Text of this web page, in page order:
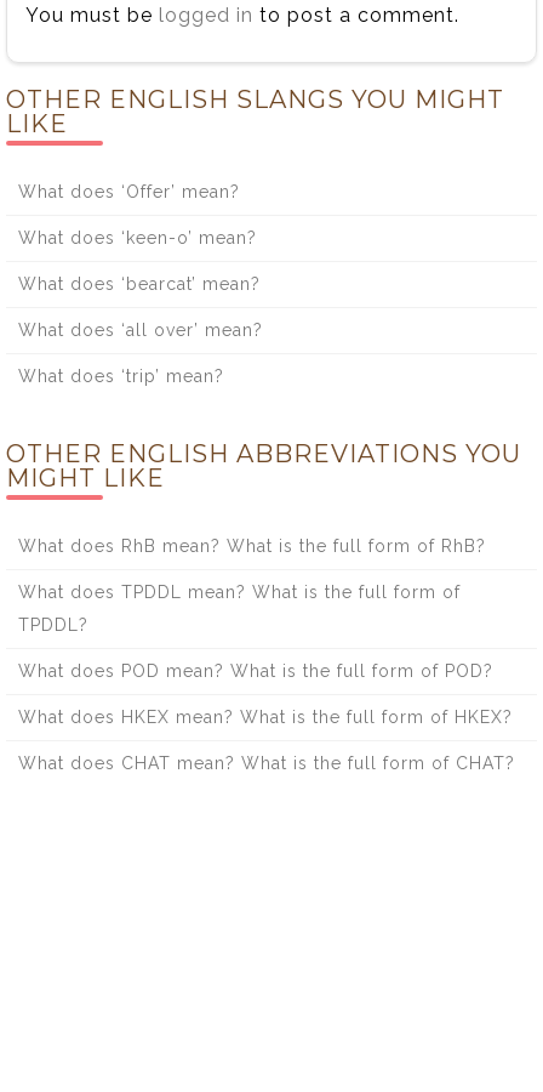
You must be logged in to post a comment.
OTHER ENGLISH SLANGS YOU MIGHT
LIKE
What does ‘Offer’ mean?
What does ‘keen-o’ mean?
What does ‘bearcat’ mean?
What does ‘all over’ mean?
What does ‘trip’ mean?
OTHER ENGLISH ABBREVIATIONS YOU
MIGHT LIKE
What does RhB mean? What is the full form of RhB?
What does TPDDL mean? What is the full form of
TPDDL?
What does POD mean? What is the full form of POD?
What does HKEX mean? What is the full form of HKEX?
What does CHAT mean? What is the full form of CHAT?